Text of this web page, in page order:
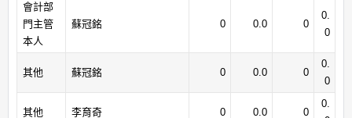
會計部
門主管
本人
蘇冠銘 0 0.0 0
0.
0
其他 蘇冠銘 0 0.0 0
0.
0
其他 李育奇 0 0.0 0
0.